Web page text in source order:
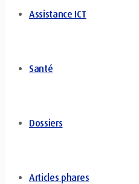
Assistance ICT
Santé
Dossiers
Articles phares